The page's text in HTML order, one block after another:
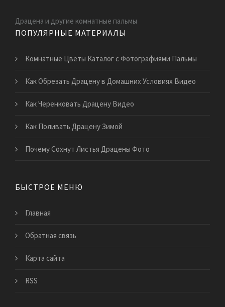
Драцена и другие комнатные пальмы
ПОПУЛЯРНЫЕ МАТЕРИАЛЫ
Комнатные Цветы Каталог с Фотографиями Пальмы
Как Обрезать Драцену в Домашних Условиях Видео
Как Черенковать Драцену Видео
Как Поливать Драцену Зимой
Почему Сохнут Листья Драцены Фото
БЫСТРОЕ МЕНЮ
Главная
Обратная связь
Карта сайта
RSS